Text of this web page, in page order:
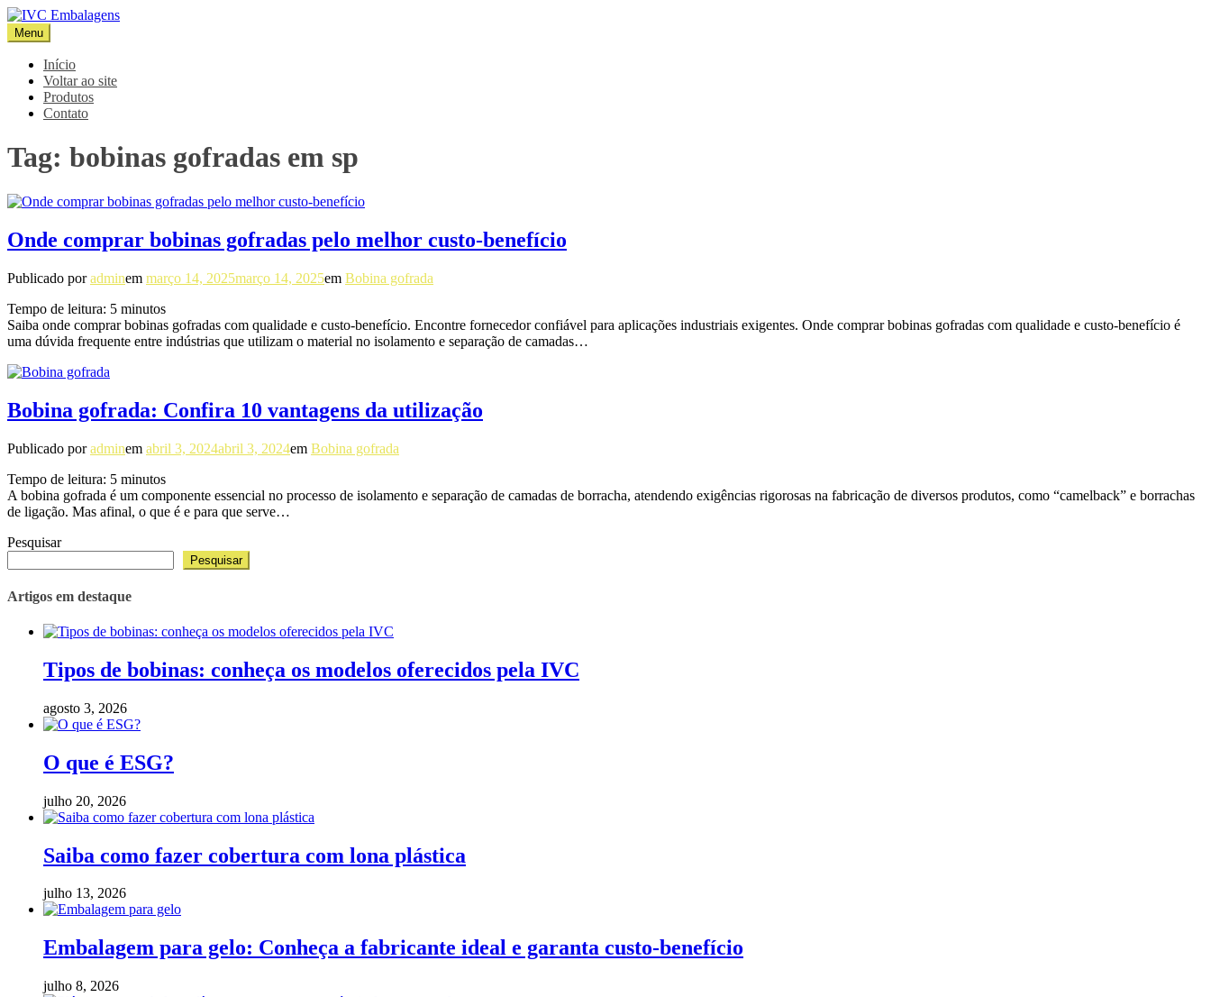
Pular
para
o
conteúdo
IVC Embalagens
Blog IVC
Menu
Início
Voltar ao site
Produtos
Contato
Tag: bobinas gofradas em sp
Onde comprar bobinas gofradas pelo melhor custo-benefício
Publicado poradminem março 14, 2025março 14, 2025em Bobina gofrada
Tempo de leitura: 5 minutos
Saiba onde comprar bobinas gofradas com qualidade e custo-benefício. Encontre fornecedor confiável para aplicações industriais exigentes. Onde comprar bobinas gofradas com qualidade e custo-benefício é
uma dúvida frequente entre indústrias que utilizam o material no isolamento e separação de camadas…
Bobina gofrada: Confira 10 vantagens da utilização
Publicado poradminem abril 3, 2024abril 3, 2024em Bobina gofrada
Tempo de leitura: 5 minutos
A bobina gofrada é um componente essencial no processo de isolamento e separação de camadas de borracha, atendendo exigências rigorosas na fabricação de diversos produtos, como “camelback” e borrachas
de ligação. Mas afinal, o que é e para que serve…
Pesquisar
Pesquisar
Artigos em destaque
Tipos de bobinas: conheça os modelos oferecidos pela IVC
agosto 3, 2026
O que é ESG?
julho 20, 2026
Saiba como fazer cobertura com lona plástica
julho 13, 2026
Embalagem para gelo: Conheça a fabricante ideal e garanta custo-benefício
julho 8, 2026